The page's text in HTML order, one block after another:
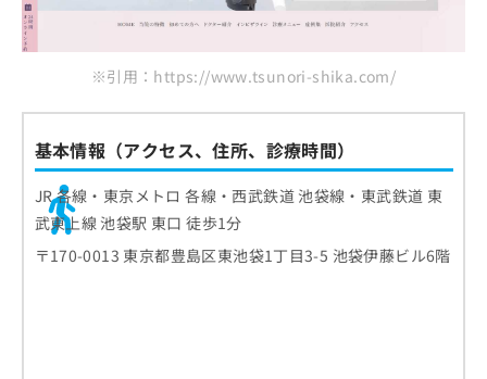
※引用：https://www.tsunori-shika.com/
基本情報（アクセス、住所、診療時間）
JR 各線・東京メトロ 各線・西武鉄道 池袋線・東武鉄道 東
武東上線 池袋駅 東口 徒歩1分
〒170-0013 東京都豊島区東池袋1丁目3-5 池袋伊藤ビル6階